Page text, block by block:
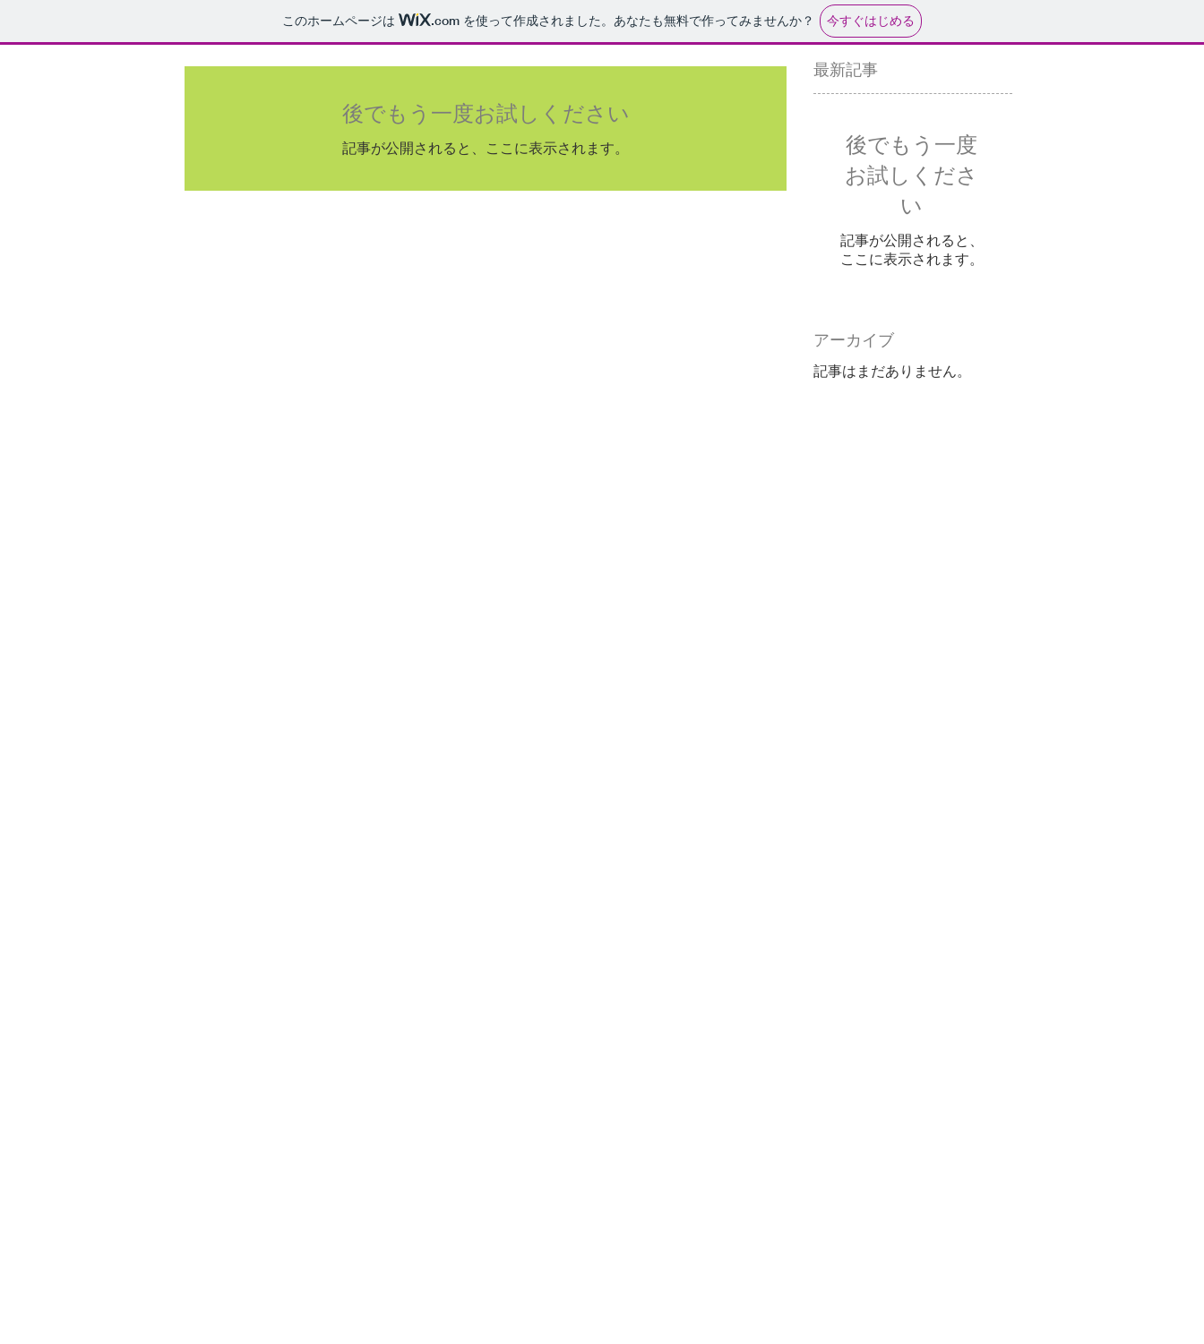
このホームページは .com を使って作成されました。あなたも無料で作ってみませんか？ 今すぐはじめる
後でもう一度お試しください
記事が公開されると、ここに表示されます。
最新記事
後でもう一度
お試しくださ
い
記事が公開されると、
ここに表示されます。
アーカイブ
記事はまだありません。